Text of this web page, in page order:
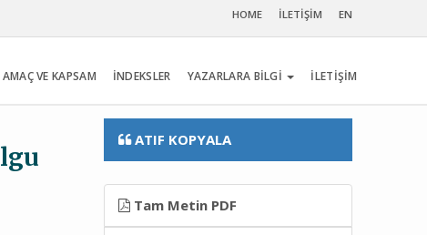
HOME İLETİŞİM EN
AMAÇ VE KAPSAM İNDEKSLER YAZARLARA BİLGİ İLETİŞİM
ATIF KOPYALA
Tam Metin PDF